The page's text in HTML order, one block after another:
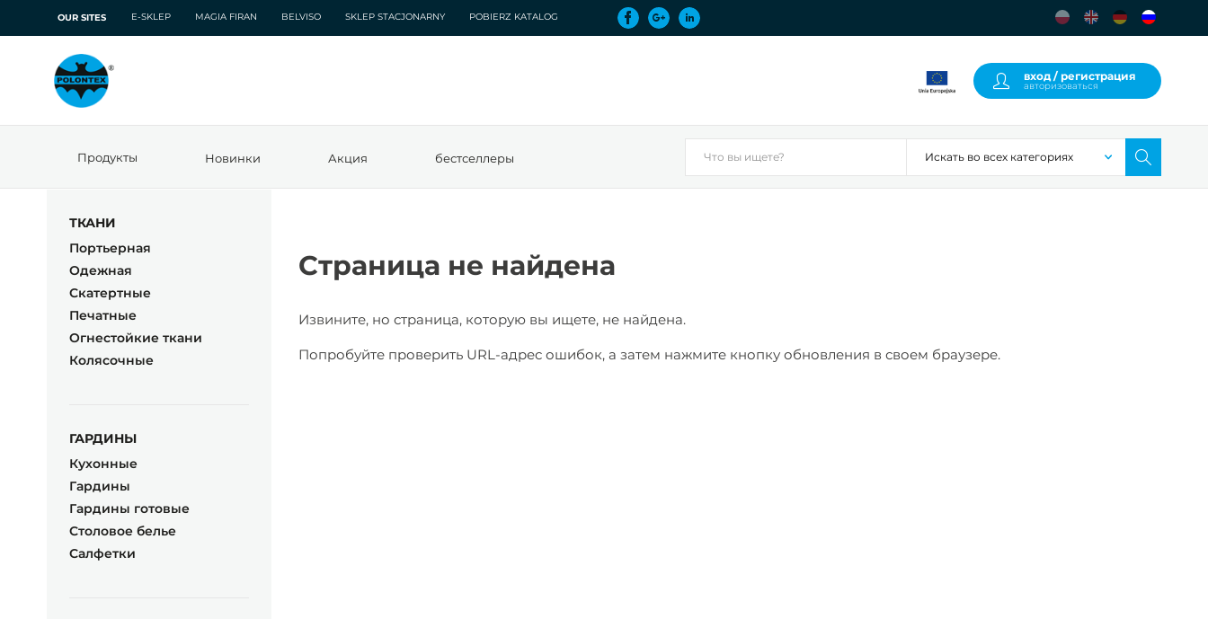
OUR SITES E-SKLEP MAGIA FIRAN BELVISO SKLEP STACJONARNY POBIERZ KATALOG
вход / регистрация
авторизоваться
Продукты Новинки Акция бестселлеры
ТКАНИ
Портьерная
Одежная
Скатертные
Печатные
Oгнестойкие ткани
Колясочные
ГАРДИНЫ
Кухонные
Гардины
Гардины готовые
Столовое белье
Салфетки
Страница не найдена
Извините, но страница, которую вы ищете, не найдена.
Попробуйте проверить URL-адрес ошибок, а затем нажмите кнопку обновления в своем браузере.